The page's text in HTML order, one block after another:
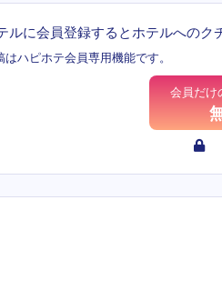
ルに会員登録するとホテルへのク
ハピホテ会員専用機能です。
会員だけ